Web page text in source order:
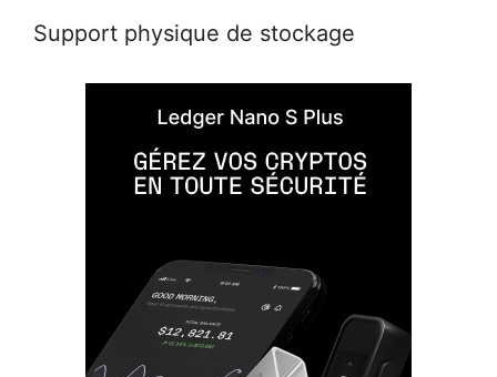
Support physique de stockage